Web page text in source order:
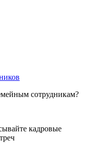
сотрудникам?
кадровые